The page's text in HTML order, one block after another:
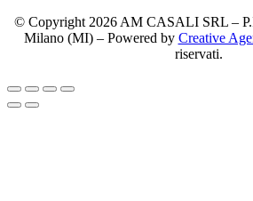
© Copyright 2026 AM CASALI SRL –
Milano (MI) – Powered by Creative
riservati.